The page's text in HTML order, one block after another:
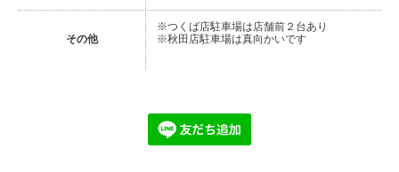
その他
※つくば店駐車場は店舗前２台あり
※秋田店駐車場は真向かいです